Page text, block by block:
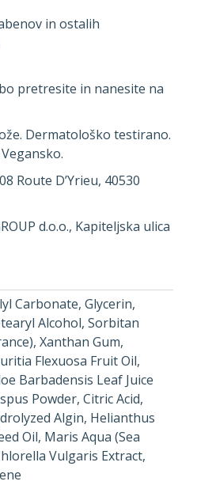
in ostalih
pretresite in nanesite na
Dermatološko testirano.
Route D’Yrieu, 40530
d.o.o., Kapiteljska ulica
Carbonate, Glycerin,
Alcohol, Sorbitan
Xanthan Gum,
Flexuosa Fruit Oil,
Barbadensis Leaf Juice
Powder, Citric Acid,
Algin, Helianthus
Oil, Maris Aqua (Sea
Vulgaris Extract,